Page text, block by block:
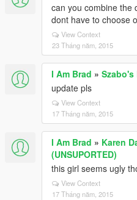
can you combine the
dont have to choose
View Context
23 Tháng năm, 2015
I Am Brad » Szabo's
update pls
View Context
17 Tháng năm, 2015
I Am Brad » Karen
(UNSUPORTED)
this girl seems ugly
View Context
17 Tháng năm, 2015